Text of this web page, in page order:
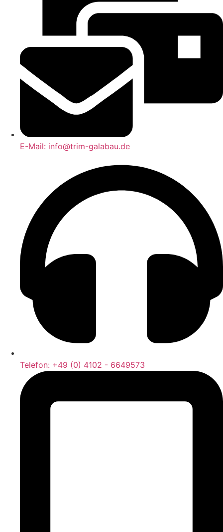
E-Mail: info@trim-galabau.de
Telefon: +49 (0) 4102 - 6649573